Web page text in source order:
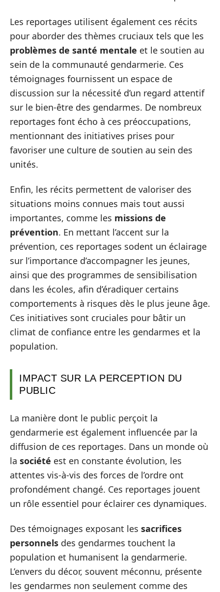
Les reportages utilisent également ces récits
pour aborder des thèmes cruciaux tels que les
problèmes de santé mentale et le soutien au
sein de la communauté gendarmerie. Ces
témoignages fournissent un espace de
discussion sur la nécessité d’un regard attentif
sur le bien-être des gendarmes. De nombreux
reportages font écho à ces préoccupations,
mentionnant des initiatives prises pour
favoriser une culture de soutien au sein des
unités.
Enfin, les récits permettent de valoriser des
situations moins connues mais tout aussi
importantes, comme les missions de
prévention. En mettant l’accent sur la
prévention, ces reportages sodent un éclairage
sur l’importance d’accompagner les jeunes,
ainsi que des programmes de sensibilisation
dans les écoles, afin d’éradiquer certains
comportements à risques dès le plus jeune âge.
Ces initiatives sont cruciales pour bâtir un
climat de confiance entre les gendarmes et la
population.
IMPACT SUR LA PERCEPTION DU
PUBLIC
La manière dont le public perçoit la
gendarmerie est également influencée par la
diffusion de ces reportages. Dans un monde où
la société est en constante évolution, les
attentes vis-à-vis des forces de l’ordre ont
profondément changé. Ces reportages jouent
un rôle essentiel pour éclairer ces dynamiques.
Des témoignages exposant les sacrifices
personnels des gendarmes touchent la
population et humanisent la gendarmerie.
L’envers du décor, souvent méconnu, présente
les gendarmes non seulement comme des